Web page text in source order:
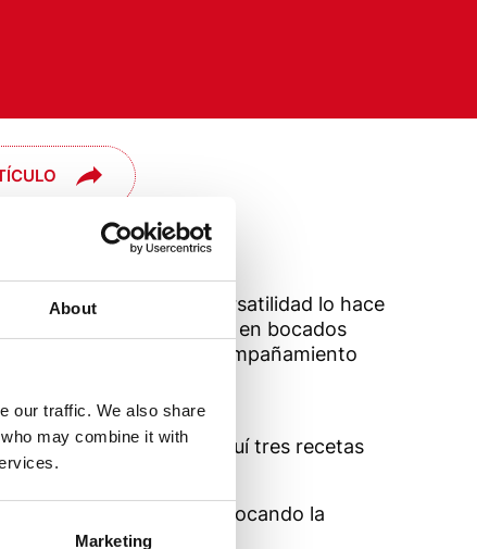
About
our traffic. We also share
may combine it with
Marketing
Pero en realidad, su versatilidad lo hace
preparaciones sencillas en bocados
o una salsa de acompañamiento
pero esencial. Aquí tres recetas
punto justo de sabor, evocando la